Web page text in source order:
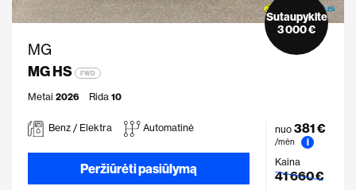
MG
MG HS
FWD
Metai 2026 Rida 10
Sutaupykite
3 000 €
Benz / Elektra Automatinė
Peržiūrėti pasiūlymą
nuo 381 €
/mėn
i
Kaina
41 660 €